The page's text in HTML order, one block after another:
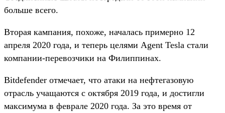
больше всего.
Вторая кампания, похоже, началась примерно 12
апреля 2020 года, и теперь целями Agent Tesla стали
компании-перевозчики на Филиппинах.
Bitdefender отмечает, что атаки на нефтегазовую
отрасль учащаются с октября 2019 года, и достигли
максимума в феврале 2020 года. За это время от